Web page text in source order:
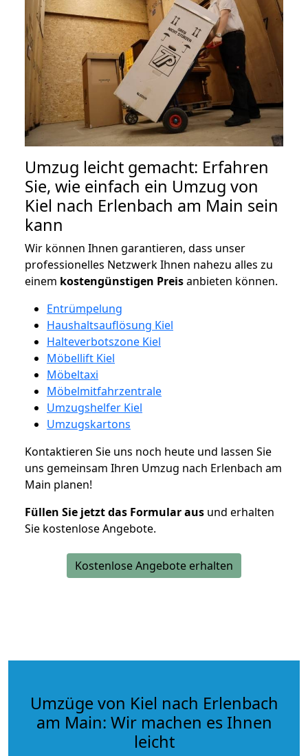
Umzug leicht gemacht: Erfahren
Sie, wie einfach ein Umzug von
Kiel nach Erlenbach am Main sein
kann
Wir können Ihnen garantieren, dass unser
professionelles Netzwerk Ihnen nahezu alles zu
einem kostengünstigen Preisanbieten können.
Entrümpelung
Haushaltsauflösung Kiel
Halteverbotszone Kiel
Möbellift Kiel
Möbeltaxi
Möbelmitfahrzentrale
Umzugshelfer Kiel
Umzugskartons
Kontaktieren Sie uns noch heute und lassen Sie
uns gemeinsam Ihren Umzug nach Erlenbach am
Main planen!
Füllen Sie jetzt das Formular aus und erhalten
Sie kostenlose Angebote.
Kostenlose Angebote erhalten
Umzüge von Kiel nach Erlenbach
am Main: Wir machen es Ihnen
leicht